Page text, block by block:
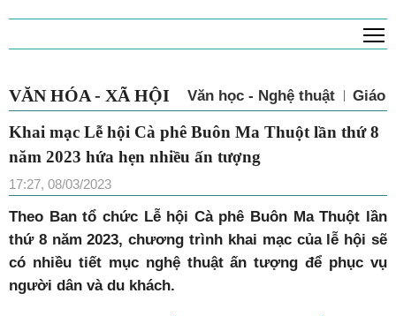
VĂN HÓA - XÃ HỘI Văn học - Nghệ thuật Giáo
Khai mạc Lễ hội Cà phê Buôn Ma Thuột lần thứ 8
năm 2023 hứa hẹn nhiều ấn tượng
17:27, 08/03/2023
Theo Ban tổ chức Lễ hội Cà phê Buôn Ma Thuột lần
thứ 8 năm 2023, chương trình khai mạc của lễ hội sẽ
có nhiều tiết mục nghệ thuật ấn tượng để phục vụ
người dân và du khách.